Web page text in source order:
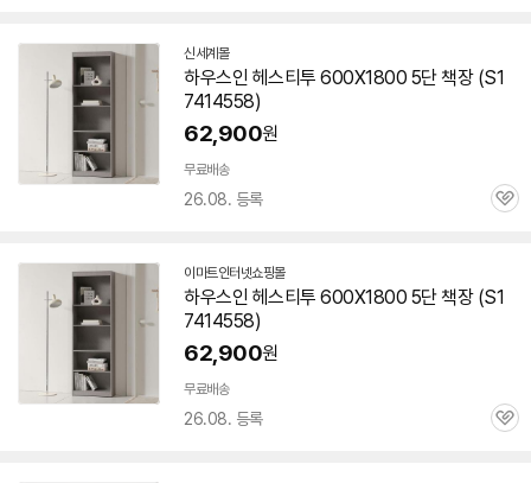
신세계몰
하우스인 헤스티투 600X1800 5단책장(S1
7414558)
62,900원
무료배송
26.08. 등록
관
이마트인터넷쇼핑몰
하우스인 헤스티투 600X1800 5단책장(S1
7414558)
62,900원
무료배송
26.08. 등록
관